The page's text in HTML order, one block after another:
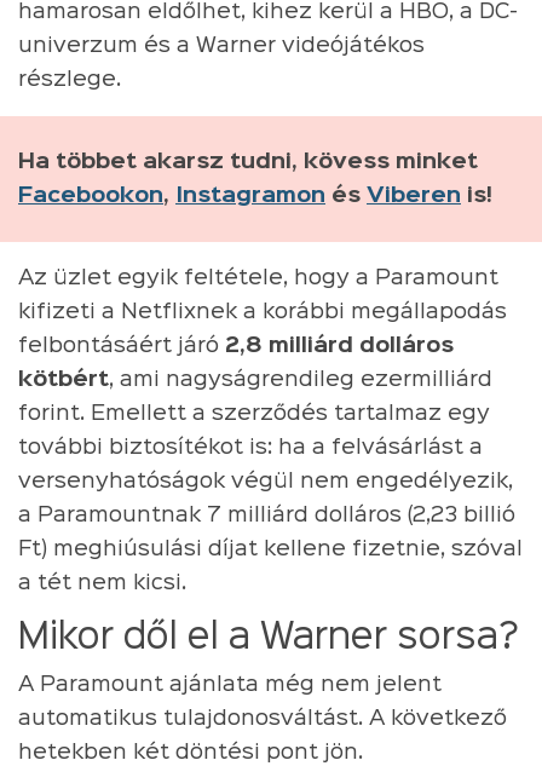
hamarosan eldőlhet, kihez kerül a HBO, a DC-
univerzum és a Warner videójátékos
részlege.
Ha többet akarsz tudni, kövess minket
Facebookon, Instagramon és Viberen is!
Az üzlet egyik feltétele, hogy a Paramount
kifizeti a Netflixnek a korábbi megállapodás
felbontásáért járó 2,8 milliárd dolláros
kötbért, ami nagyságrendileg ezermilliárd
forint. Emellett a szerződés tartalmaz egy
további biztosítékot is: ha a felvásárlást a
versenyhatóságok végül nem engedélyezik,
a Paramountnak 7 milliárd dolláros (2,23 billió
Ft) meghiúsulási díjat kellene fizetnie, szóval
a tét nem kicsi.
Mikor dől el a Warner sorsa?
A Paramount ajánlata még nem jelent
automatikus tulajdonosváltást. A következő
hetekben két döntési pont jön.